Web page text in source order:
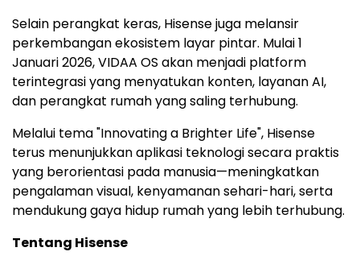
Selain perangkat keras, Hisense juga melansir
perkembangan ekosistem layar pintar. Mulai 1
Januari 2026, VIDAA OS akan menjadi platform
terintegrasi yang menyatukan konten, layanan AI,
dan perangkat rumah yang saling terhubung.
Melalui tema "Innovating a Brighter Life", Hisense
terus menunjukkan aplikasi teknologi secara praktis
yang berorientasi pada manusia—meningkatkan
pengalaman visual, kenyamanan sehari-hari, serta
mendukung gaya hidup rumah yang lebih terhubung.
Tentang Hisense